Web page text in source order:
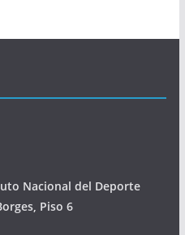
Nacional del Deporte
Piso 6